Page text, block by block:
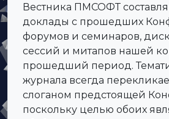
Вестника ПМСОФТ
доклады с прошедших
форумов и семинаров,
сессий и митапов нашей
прошедший период.
журнала всегда
слоганом предстоящей
поскольку целью обоих